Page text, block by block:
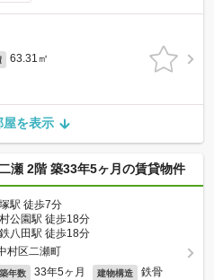
63.31㎡
屋を表示
瀬 2階 築33年5ヶ月の賃貸物件
駅 徒歩7分
公園駅 徒歩18分
八田駅 徒歩18分
村区二瀬町
築年数 33年5ヶ月 建物構造 鉄骨